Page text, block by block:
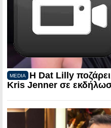
MEDIA
Η Dat Lilly
Kris Jenner σε